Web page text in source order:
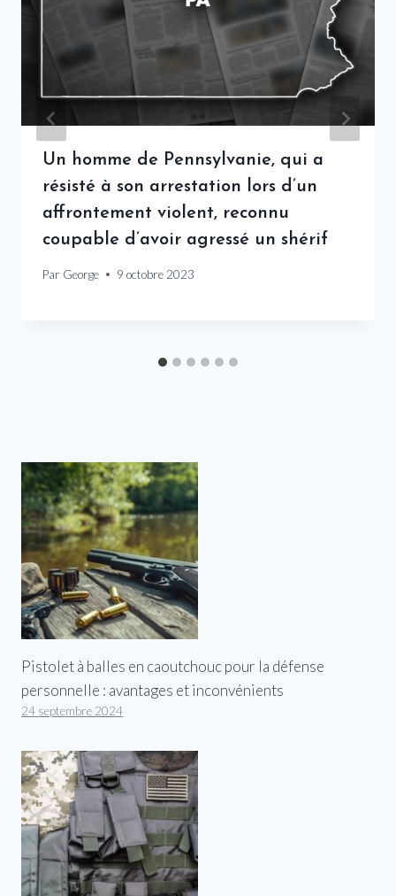
Un homme de Pennsylvanie, qui a
résisté à son arrestation lors d’un
affrontement violent, reconnu
coupable d’avoir agressé un shérif
Par George 9 octobre 2023
Pistolet à balles en caoutchouc pour la défense
personnelle : avantages et inconvénients
24 septembre 2024